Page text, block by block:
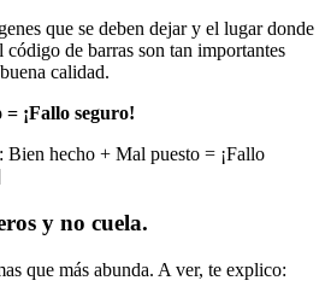
que se deben dejar y el lugar donde
código de barras son tan importantes
calidad.
¡Fallo seguro!
Bien hecho + Mal puesto = ¡Fallo
y no cuela.
que más abunda. A ver, te explico: